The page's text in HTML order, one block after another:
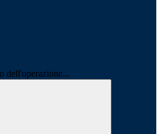
dell'operazione...